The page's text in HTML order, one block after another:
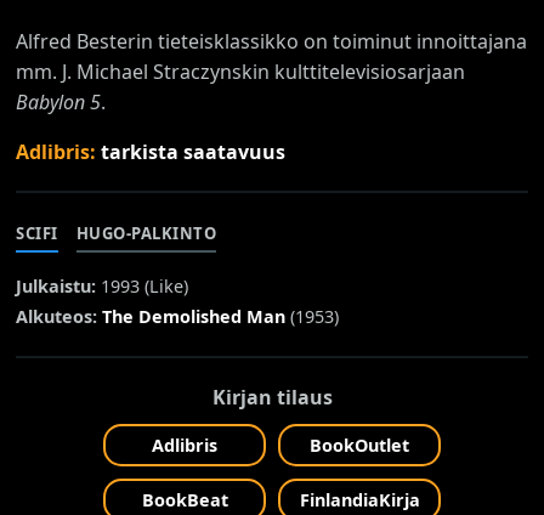
Alfred Besterin tieteisklassikko on toiminut innoittajana
mm. J. Michael Straczynskin kulttitelevisiosarjaan
Babylon 5.
Adlibris:tarkista saatavuus
SCIFI HUGO-PALKINTO
Julkaistu: 1993 (Like)
Alkuteos: The Demolished Man (1953)
Kirjan tilaus
Adlibris BookOutlet
BookBeat FinlandiaKirja